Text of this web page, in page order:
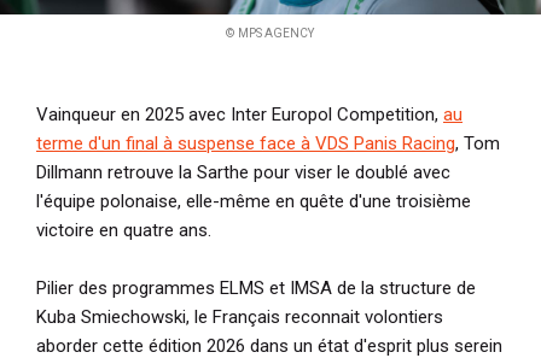
© MPS AGENCY
Vainqueur en 2025 avec Inter Europol Competition, au
terme d'un final à suspense face à VDS Panis Racing, Tom
Dillmann retrouve la Sarthe pour viser le doublé avec
l'équipe polonaise, elle-même en quête d'une troisième
victoire en quatre ans.
Pilier des programmes ELMS et IMSA de la structure de
Kuba Smiechowski, le Français reconnait volontiers
aborder cette édition 2026 dans un état d'esprit plus serein